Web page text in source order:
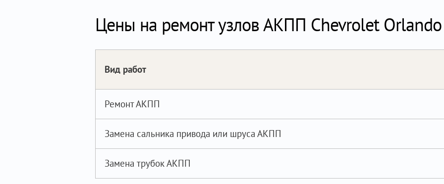
Цены на ремонт узлов АКПП Chevrolet Orlando
Вид работ
Ремонт АКПП
Замена сальника привода или шруса АКПП
Замена трубок АКПП